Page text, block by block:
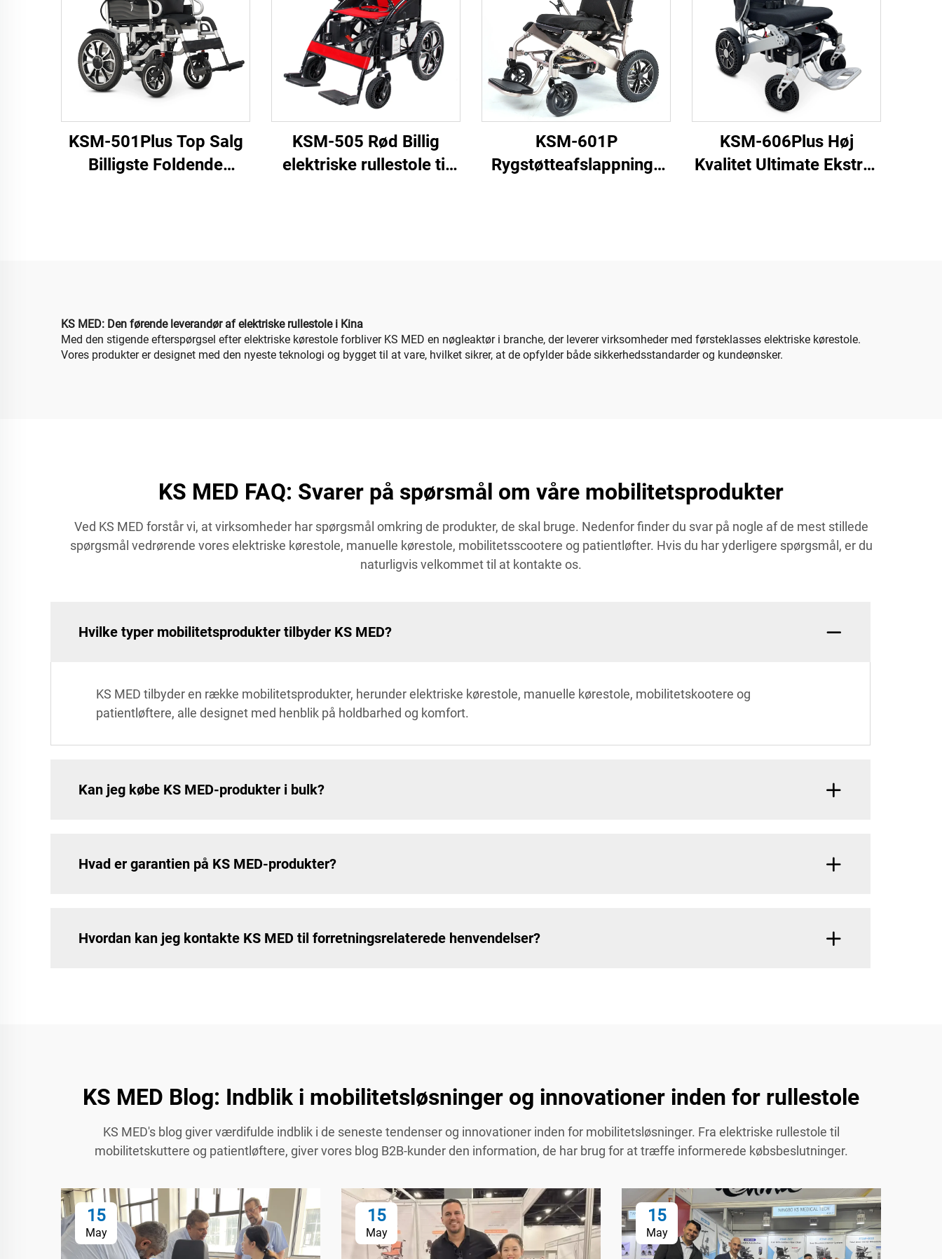
KSM-501Plus Top Salg
Billigste Foldende
KSM-505 Rød Billig
elektriske rullestole til
KSM-601P
Rygstøtteafslappnings
KSM-606Plus Høj
Kvalitet Ultimate Ekstra-
KS MED: Den førende leverandør af elektriske rullestole i Kina
Med den stigende efterspørgsel efter elektriske kørestole forbliver KS MED en nøgleaktør i branche, der leverer virksomheder med førsteklasses elektriske kørestole.
Vores produkter er designet med den nyeste teknologi og bygget til at vare, hvilket sikrer, at de opfylder både sikkerhedsstandarder og kundeønsker.
KS MED FAQ: Svarer på spørsmål om våre mobilitetsprodukter
Ved KS MED forstår vi, at virksomheder har spørgsmål omkring de produkter, de skal bruge. Nedenfor finder du svar på nogle af de mest stillede
spørgsmål vedrørende vores elektriske kørestole, manuelle kørestole, mobilitetsscootere og patientløfter. Hvis du har yderligere spørgsmål, er du
naturligvis velkommet til at kontakte os.
Hvilke typer mobilitetsprodukter tilbyder KS MED?
KS MED tilbyder en række mobilitetsprodukter, herunder elektriske kørestole, manuelle kørestole, mobilitetskootere og
patientløftere, alle designet med henblik på holdbarhed og komfort.
Kan jeg købe KS MED-produkter i bulk?
Hvad er garantien på KS MED-produkter?
Hvordan kan jeg kontakte KS MED til forretningsrelaterede henvendelser?
KS MED Blog: Indblik i mobilitetsløsninger og innovationer inden for rullestole
KS MED's blog giver værdifulde indblik i de seneste tendenser og innovationer inden for mobilitetsløsninger. Fra elektriske rullestole til
mobilitetskuttere og patientløftere, giver vores blog B2B-kunder den information, de har brug for at træffe informerede købsbeslutninger.
15
May
15
May
15
May